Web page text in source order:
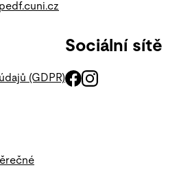
(GDPR)
Sociální sítě